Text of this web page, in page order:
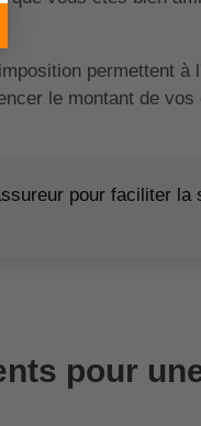
permettent à
le montant de
pour faciliter la
pour